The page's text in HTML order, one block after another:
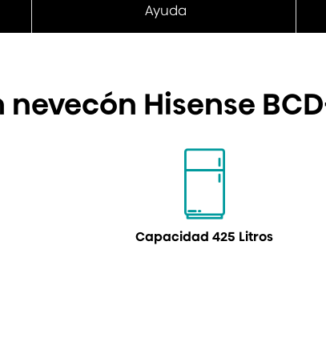
Ayuda
Hisense
Capacidad 425 Litros